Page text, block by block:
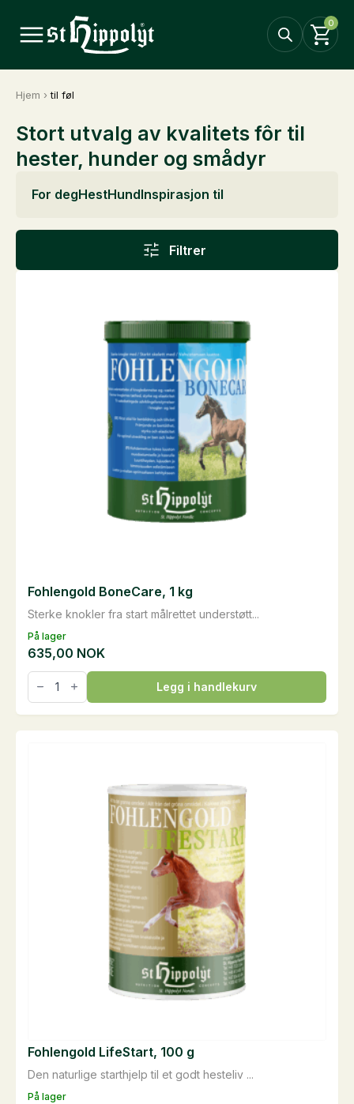
0
Hjem › til føl
Stort utvalg av kvalitets fôr til
hester, hunder og smådyr
For degHestHundInspirasjon til
Filtrer
På lager
Sterke knokler fra start målrettet understøtt...
Fohlengold BoneCare, 1 kg
635,00 NOK
Fohlengold
BoneCare,
1
kg
Legg i handlekurv
På lager
Den naturlige starthjelp til et godt hesteliv ...
Fohlengold LifeStart, 100 g